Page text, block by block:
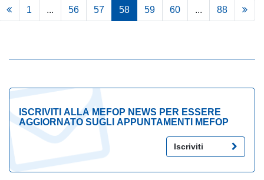
1 ... 56 57 58 59 60 ... 88
ISCRIVITI ALLA MEFOP NEWS PER ESSERE
AGGIORNATO SUGLI APPUNTAMENTI MEFOP
Iscriviti